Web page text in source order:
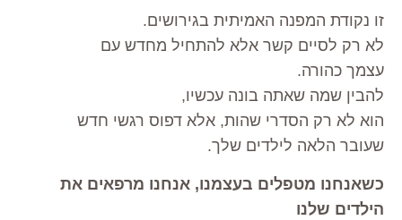
זו נקודת המפנה האמיתית בגירושים.
לא רק לסיים קשר אלא להתחיל מחדש עם
עצמך כהורה.
להבין שמה שאתה בונה עכשיו,
הוא לא רק הסדרי שהות, אלא דפוס רגשי חדש
שעובר הלאה לילדים שלך.
כשאנחנו מטפלים בעצמנו, אנחנו מרפאים את
הילדים שלנו